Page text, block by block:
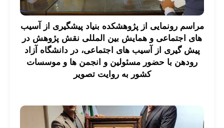
مراسم رونمایی از پژوهشکده بنیاد پیشگیری از آسیب
های اجتماعی و همایش بین المللی نقش پژوهش در
پیش گیری از آسیب های اجتماعی، در دانشگاه آزاد
رودهن با حضور مسئولین و انجمن ها و موسسات
کشور به روایت تصویر